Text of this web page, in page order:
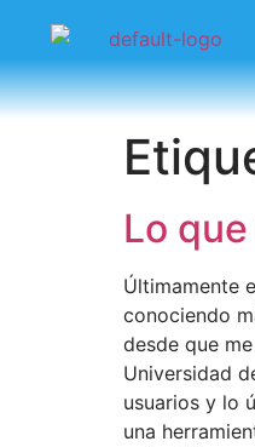
Lo
Últimamente
conociendo
desde que
Universidad
usuarios y lo
una